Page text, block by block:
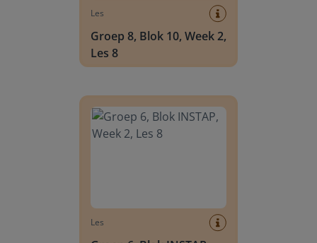
Les
Groep 8, Blok 10, Week 2,
Les 8
Les